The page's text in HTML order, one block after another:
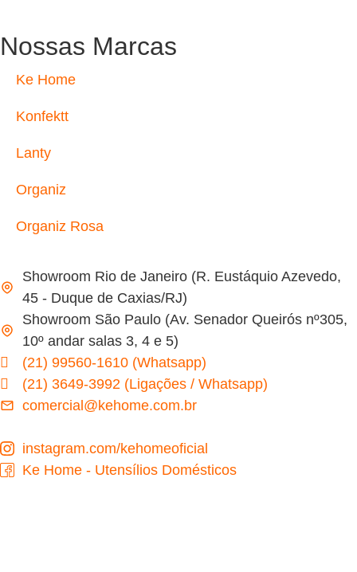
Nossas Marcas
Ke Home
Konfektt
Lanty
Organiz
Organiz Rosa
Showroom Rio de Janeiro (R. Eustáquio Azevedo,
45 - Duque de Caxias/RJ)
Showroom São Paulo (Av. Senador Queirós nº305,
10º andar salas 3, 4 e 5)
(21) 99560-1610 (Whatsapp)
(21) 3649-3992 (Ligações / Whatsapp)
comercial@kehome.com.br
instagram.com/kehomeoficial
Ke Home - Utensílios Domésticos